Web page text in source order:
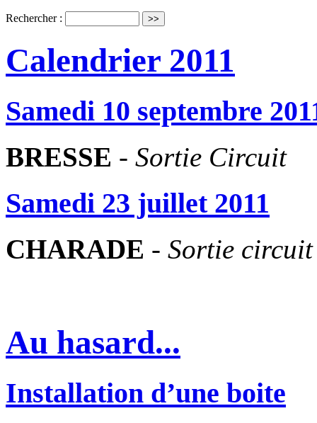
Rechercher :
Calendrier 2011
Samedi 10 septembre
BRESSE - Sortie Circuit
Samedi 23 juillet 2011
CHARADE - Sortie circuit
Au hasard...
Installation d’une boite